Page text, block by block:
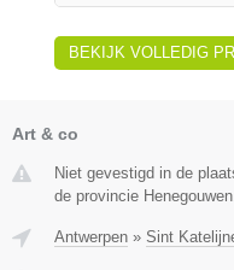
BEKIJK VOLLEDIG
Art & co
Niet gevestigd in de
de provincie Henegouwen.
Antwerpen » Sint